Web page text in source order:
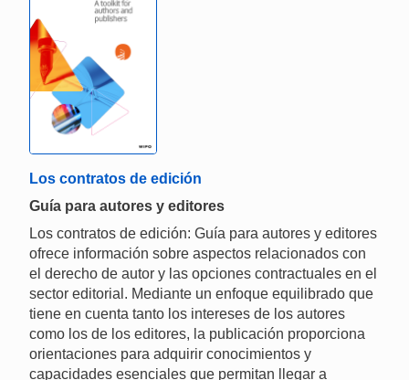
Los contratos de edición
Guía para autores y editores
Los contratos de edición: Guía para autores y editores
ofrece información sobre aspectos relacionados con
el derecho de autor y las opciones contractuales en el
sector editorial. Mediante un enfoque equilibrado que
tiene en cuenta tanto los intereses de los autores
como los de los editores, la publicación proporciona
orientaciones para adquirir conocimientos y
capacidades esenciales que permitan llegar a